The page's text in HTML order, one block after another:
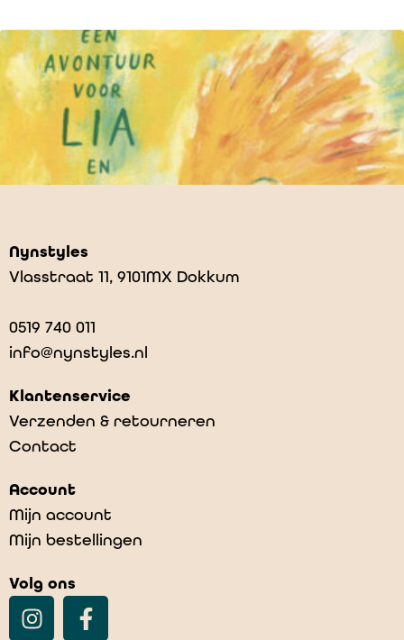
€21,95
Nynstyles
Vlasstraat 11, 9101MX Dokkum
0519 740 011
info@nynstyles.nl
Klantenservice
Verzenden & retourneren
Contact
Account
Mijn account
Mijn bestellingen
Volg ons